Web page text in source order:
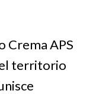
Crema APS
territorio